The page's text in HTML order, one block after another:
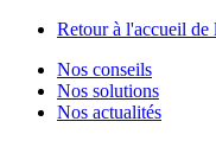
Retour à l'accueil
Nos conseils
Nos solutions
Nos actualités